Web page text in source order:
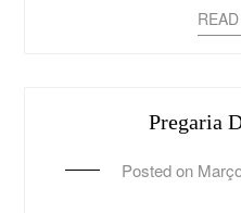
Pregaria
Posted on